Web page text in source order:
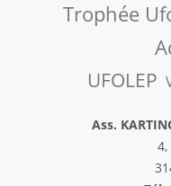
Trophée
UFOLEP
Ass.